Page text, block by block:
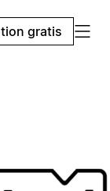
gratis